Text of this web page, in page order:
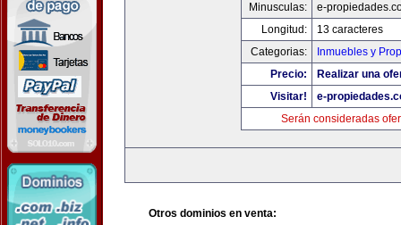
Minusculas:
e-
Longitud:
13 caracteres
Categorias:
Inmuebles y
Precio:
Realizar una
Visitar!
e-
Serán consideradas
Otros dominios en venta: